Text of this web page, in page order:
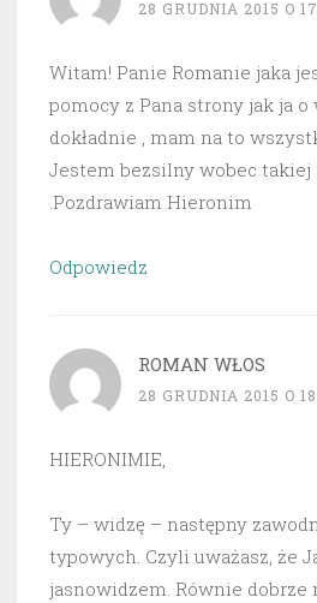
28 GRUDNIA 2015 O
Witam! Panie Romanie jaka
pomocy z Pana strony jak ja
dokładnie , mam na to
Jestem bezsilny wobec takiej
.Pozdrawiam Hieronim
Odpowiedz
ROMAN WŁOS
28 GRUDNIA 2015 O
HIERONIMIE,
Ty – widzę – następny
typowych. Czyli uważasz, że
jasnowidzem. Równie dobrze